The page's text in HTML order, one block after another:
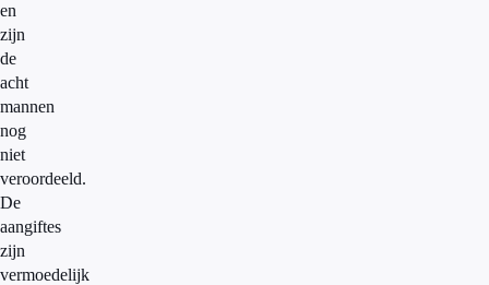
en
zijn
de
acht
mannen
nog
niet
veroordeeld.
De
aangiftes
zijn
vermoedelijk